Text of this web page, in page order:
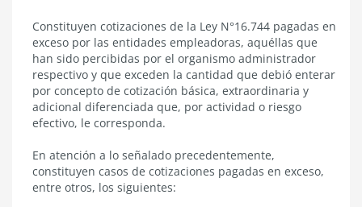
Cotización
pagada
en
exceso
por
parte
de
una
empleadora
Constituyen cotizaciones de la Ley N°16.744 pagadas en
exceso por las entidades empleadoras, aquéllas que
han sido percibidas por el organismo administrador
respectivo y que exceden la cantidad que debió enterar
por concepto de cotización básica, extraordinaria y
adicional diferenciada que, por actividad o riesgo
efectivo, le corresponda.
En atención a lo señalado precedentemente,
constituyen casos de cotizaciones pagadas en exceso,
entre otros, los siguientes: